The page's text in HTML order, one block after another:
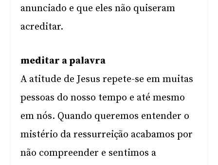
anunciado e que eles não quiseram
acreditar.
meditar a palavra
A atitude de Jesus repete-se em muitas
pessoas do nosso tempo e até mesmo
em nós. Quando queremos entender o
mistério da ressurreição acabamos por
não compreender e sentimos a